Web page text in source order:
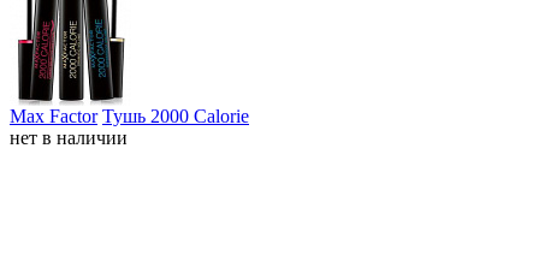
Max Factor Тушь 2000 Calorie
нет в наличии